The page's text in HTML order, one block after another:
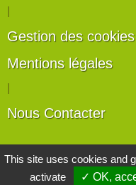
Gestion des cookies
Mentions légales
Nous Contacter
Les
Horticulteurs
This site uses cookies and
activate
✓ OK,